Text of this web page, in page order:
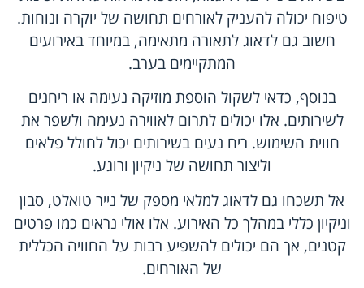
טיפוח יכולה להעניק לאורחים תחושה של יוקרה ונוחות.
חשוב גם לדאוג לתאורה מתאימה, במיוחד באירועים
המתקיימים בערב.
בנוסף, כדאי לשקול הוספת מוזיקה נעימה או ריחנים
לשירותים. אלו יכולים לתרום לאווירה נעימה ולשפר את
חווית השימוש. ריח נעים בשירותים יכול לחולל פלאים
וליצור תחושה של ניקיון ורוגע.
אל תשכחו גם לדאוג למלאי מספק של נייר טואלט, סבון
וניקיון כללי במהלך כל האירוע. אלו אולי נראים כמו פרטים
קטנים, אך הם יכולים להשפיע רבות על החוויה הכללית
של האורחים.